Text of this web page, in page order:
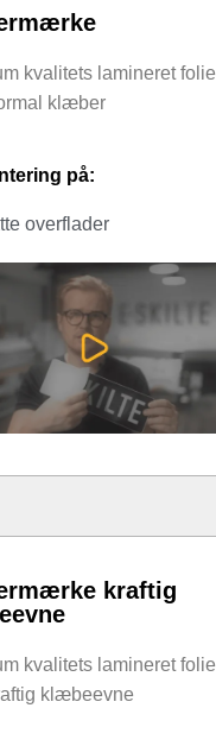
kvalitets lamineret folie
klæber
på:
overflader
kraftig
kvalitets lamineret folie
klæbeevne